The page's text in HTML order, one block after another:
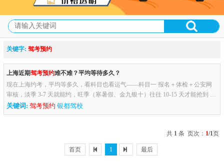
关键字: 驾考预约
上海近期驾考预约难不难？平均等待多久？
现在上海约考，平均等多久，看科目也看运气——科目一 报名＋体检＋公安网
审核，淡季 3-7 天就能约，旺季（寒暑假、金九银十）往往 10-15 天才能抢到 ，
不过总体还算友好，早起的鸟儿有虫吃。科目二 科一合格 10 天后...
关键词: 驾考预约 银都驾校
共 1 条 页次： 1/1页
首页 1 最后